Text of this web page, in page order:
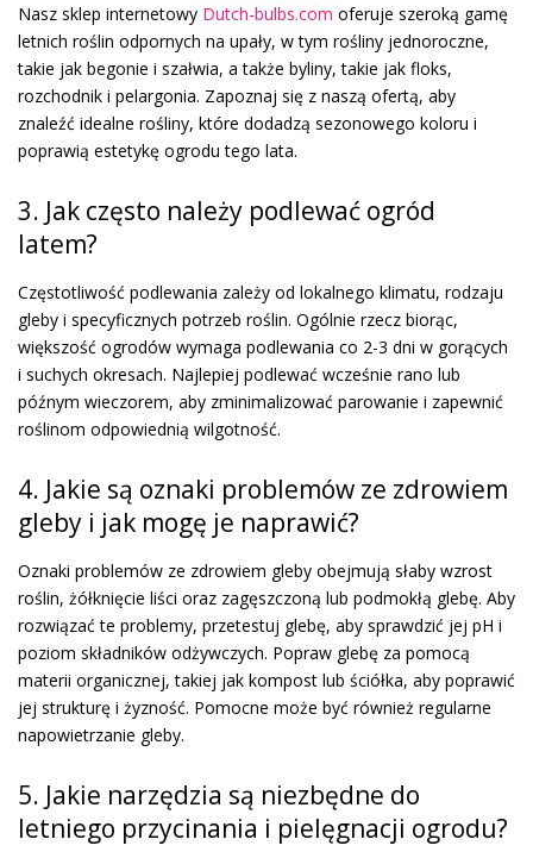
Nasz sklep internetowy Dutch-bulbs.com oferuje szeroką gamę
letnich roślin odpornych na upały, w tym rośliny jednoroczne,
takie jak begonie i szałwia, a także byliny, takie jak floks,
rozchodnik i pelargonia. Zapoznaj się z naszą ofertą, aby
znaleźć idealne rośliny, które dodadzą sezonowego koloru i
poprawią estetykę ogrodu tego lata.
3. Jak często należy podlewać ogród
latem?
Częstotliwość podlewania zależy od lokalnego klimatu, rodzaju
gleby i specyficznych potrzeb roślin. Ogólnie rzecz biorąc,
większość ogrodów wymaga podlewania co 2-3 dni w gorących
i suchych okresach. Najlepiej podlewać wcześnie rano lub
późnym wieczorem, aby zminimalizować parowanie i zapewnić
roślinom odpowiednią wilgotność.
4. Jakie są oznaki problemów ze zdrowiem
gleby i jak mogę je naprawić?
Oznaki problemów ze zdrowiem gleby obejmują słaby wzrost
roślin, żółknięcie liści oraz zagęszczoną lub podmokłą glebę. Aby
rozwiązać te problemy, przetestuj glebę, aby sprawdzić jej pH i
poziom składników odżywczych. Popraw glebę za pomocą
materii organicznej, takiej jak kompost lub ściółka, aby poprawić
jej strukturę i żyzność. Pomocne może być również regularne
napowietrzanie gleby.
5. Jakie narzędzia są niezbędne do
letniego przycinania i pielęgnacji ogrodu?